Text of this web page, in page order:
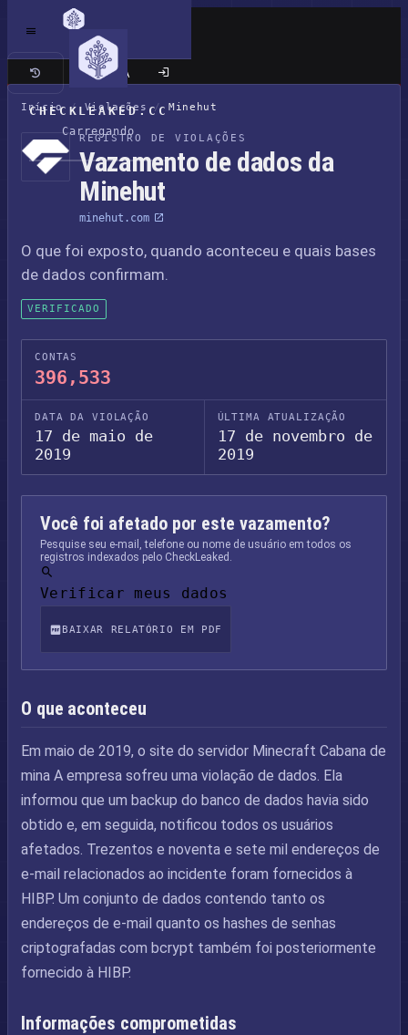
CHECKLEAKED.CC
Carregando
Site clássico
Início / Violações / Minehut
REGISTRO DE VIOLAÇÕES
Vazamento de dados da
Minehut
minehut.com
O que foi exposto, quando aconteceu e quais bases
de dados confirmam.
VERIFICADO
CONTAS
396,533
DATA DA VIOLAÇÃO
17 de maio de
2019
ÚLTIMA ATUALIZAÇÃO
17 de novembro de
2019
Você foi afetado por este vazamento?
Pesquise seu e-mail, telefone ou nome de usuário em todos os
registros indexados pelo CheckLeaked.
Verificar meus dados
BAIXAR RELATÓRIO EM PDF
O que aconteceu
Em maio de 2019, o site do servidor Minecraft Cabana de
mina A empresa sofreu uma violação de dados. Ela
informou que um backup do banco de dados havia sido
obtido e, em seguida, notificou todos os usuários
afetados. Trezentos e noventa e sete mil endereços de
e-mail relacionados ao incidente foram fornecidos à
HIBP. Um conjunto de dados contendo tanto os
endereços de e-mail quanto os hashes de senhas
criptografadas com bcrypt também foi posteriormente
fornecido à HIBP.
Informações comprometidas